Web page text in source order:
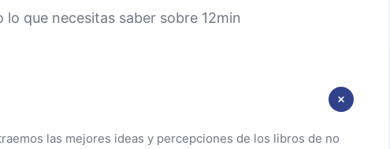
lo que necesitas saber sobre 12min
las mejores ideas y percepciones de los libros de no